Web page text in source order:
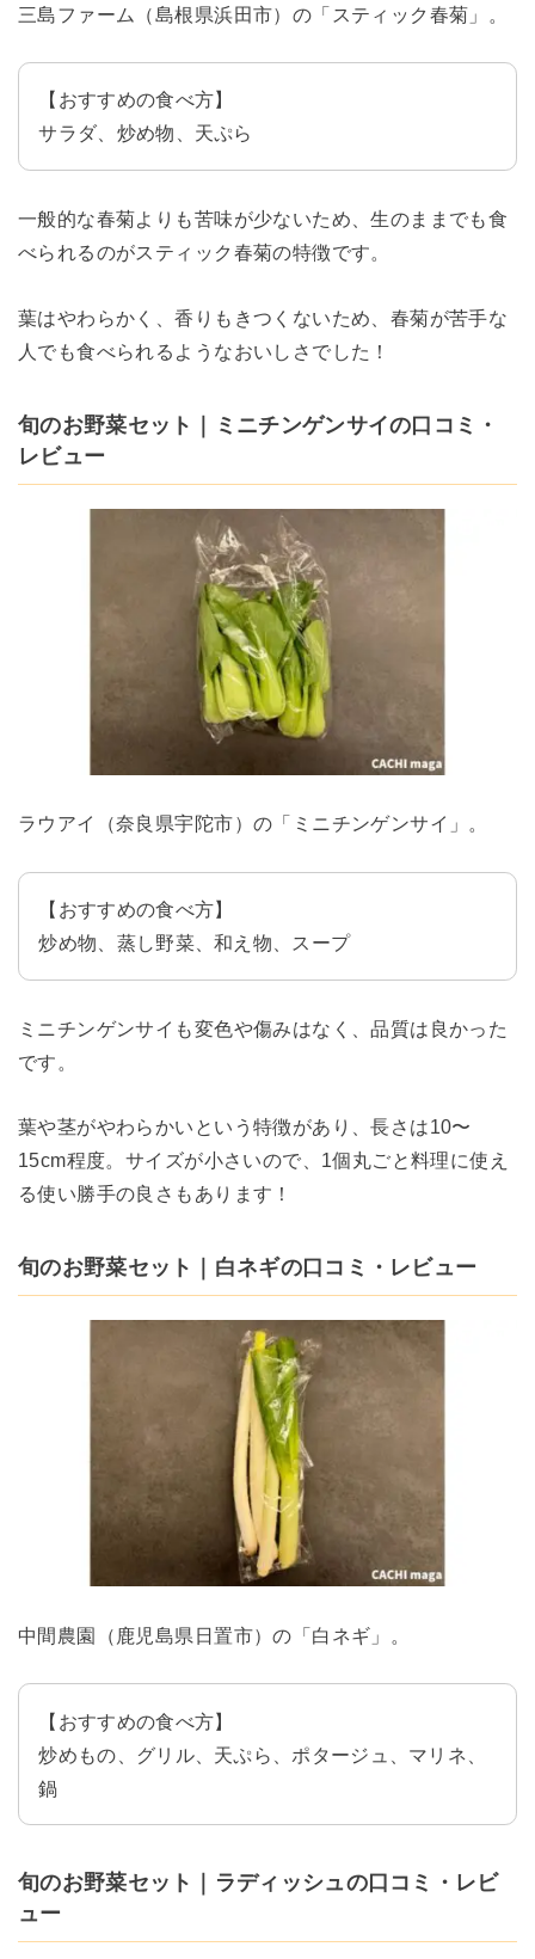
三島ファーム（島根県浜田市）の「スティック春菊」。
【おすすめの食べ方】
サラダ、炒め物、天ぷら
一般的な春菊よりも苦味が少ないため、生のままでも食
べられるのがスティック春菊の特徴です。
葉はやわらかく、香りもきつくないため、春菊が苦手な
人でも食べられるようなおいしさでした！
旬のお野菜セット｜ミニチンゲンサイの口コミ・
レビュー
ラウアイ（奈良県宇陀市）の「ミニチンゲンサイ」。
【おすすめの食べ方】
炒め物、蒸し野菜、和え物、スープ
ミニチンゲンサイも変色や傷みはなく、品質は良かった
です。
葉や茎がやわらかいという特徴があり、長さは10〜
15cm程度。サイズが小さいので、1個丸ごと料理に使え
る使い勝手の良さもあります！
旬のお野菜セット｜白ネギの口コミ・レビュー
中間農園（鹿児島県日置市）の「白ネギ」。
【おすすめの食べ方】
炒めもの、グリル、天ぷら、ポタージュ、マリネ、
鍋
旬のお野菜セット｜ラディッシュの口コミ・レビ
ュー